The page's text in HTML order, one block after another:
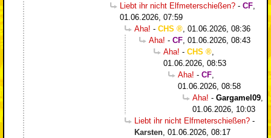
Liebt ihr nicht Elfmeterschießen? - CF,
01.06.2026, 07:59
Aha! - CHS , 01.06.2026, 08:36
Aha! - CF, 01.06.2026, 08:43
Aha! - CHS
,
01.06.2026, 08:53
Aha! - CF,
01.06.2026, 08:58
Aha! - Gargamel09,
01.06.2026, 10:03
Liebt ihr nicht Elfmeterschießen? -
Karsten, 01.06.2026, 08:17